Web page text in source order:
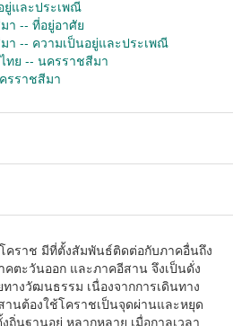
ยู่และประเพณี
า -- ที่อยู่อาศัย
า -- ความเป็นอยู่และประเพณี
ทย -- นครราชสีมา
รราชสีมา
คราช มีที่ตั้งสัมพันธ์ติดต่อกับภาคอื่นถึง
ตะวันออก และภาคอีสาน จึงเป็นดั่ง
างวัฒนธรรม เนื่องจากการเดินทาง
านต้องใช้โคราชเป็นจุดผ่านและหยุด
นฐานอยู่ หลากหลาย เมื่อกาลเวลา